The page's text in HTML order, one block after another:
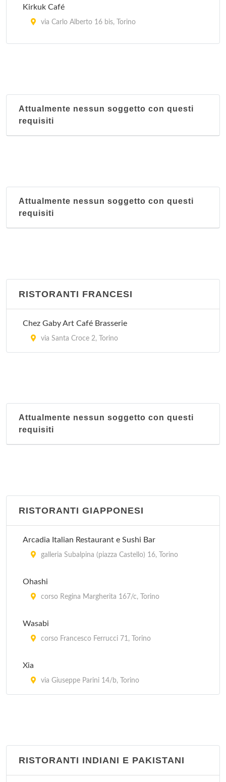
Kirkuk Café
via Carlo Alberto 16 bis, Torino
piazza della Repubblica 24, Torino
Attualmente nessun soggetto con questi
requisiti
Attualmente nessun soggetto con questi
requisiti
RISTORANTI FRANCESI
Chez Gaby Art Café Brasserie
via Santa Croce 2, Torino
Attualmente nessun soggetto con questi
requisiti
RISTORANTI GIAPPONESI
Arcadia Italian Restaurant e Sushi Bar
galleria Subalpina (piazza Castello) 16, Torino
Ohashi
corso Regina Margherita 167/c, Torino
Wasabi
corso Francesco Ferrucci 71, Torino
Xia
via Giuseppe Parini 14/b, Torino
RISTORANTI INDIANI E PAKISTANI